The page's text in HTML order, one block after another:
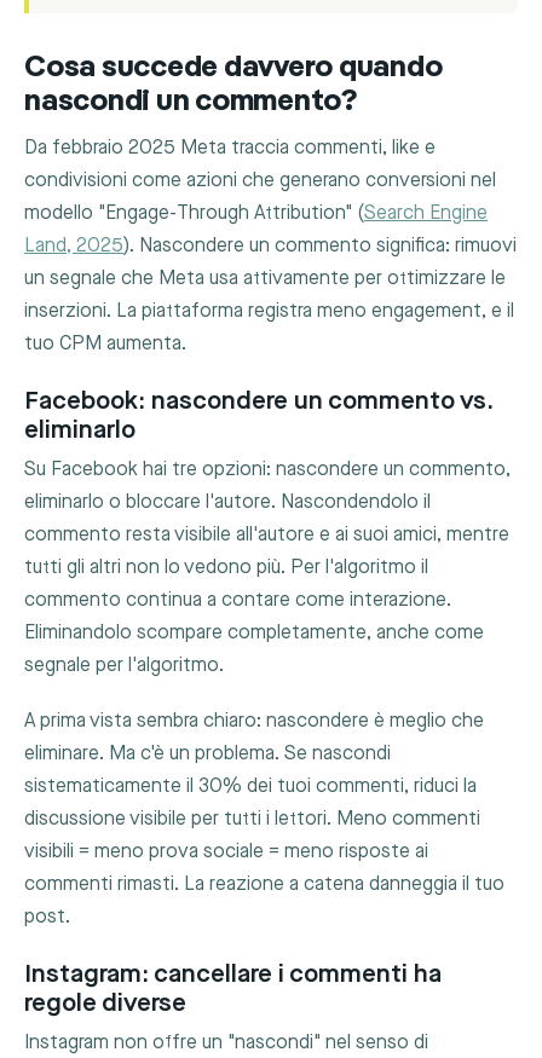
Cosa succede davvero quando
nascondi un commento?
Da febbraio 2025 Meta traccia commenti, like e
condivisioni come azioni che generano conversioni nel
modello "Engage-Through Attribution" (Search Engine
Land, 2025). Nascondere un commento significa: rimuovi
un segnale che Meta usa attivamente per ottimizzare le
inserzioni. La piattaforma registra meno engagement, e il
tuo CPM aumenta.
Facebook: nascondere un commento vs.
eliminarlo
Su Facebook hai tre opzioni: nascondere un commento,
eliminarlo o bloccare l'autore. Nascondendolo il
commento resta visibile all'autore e ai suoi amici, mentre
tutti gli altri non lo vedono più. Per l'algoritmo il
commento continua a contare come interazione.
Eliminandolo scompare completamente, anche come
segnale per l'algoritmo.
A prima vista sembra chiaro: nascondere è meglio che
eliminare. Ma c'è un problema. Se nascondi
sistematicamente il 30% dei tuoi commenti, riduci la
discussione visibile per tutti i lettori. Meno commenti
visibili = meno prova sociale = meno risposte ai
commenti rimasti. La reazione a catena danneggia il tuo
post.
Instagram: cancellare i commenti ha
regole diverse
Instagram non offre un "nascondi" nel senso di